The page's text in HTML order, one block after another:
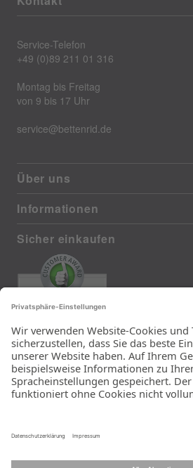
Service-Telefon
+49 (0)89 211 01 316
Montag bis Freitag
von 9 bis 17 Uhr
service@bettenrid.de
Über uns
Informationen
Sicher einkaufen
385 reviews from real customers
(last 12 months)
Total: 11283
Die Auswahl und die
Einfachheit der
Bestellung.